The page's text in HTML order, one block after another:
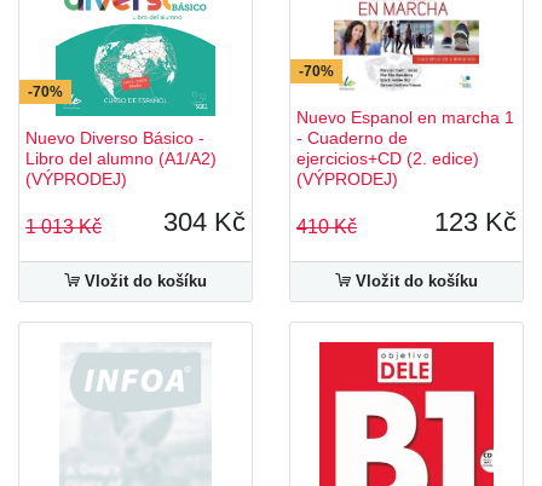
-70%
Nuevo Diverso Básico -
Libro del alumno (A1/A2)
(VÝPRODEJ)
1 013 Kč 304 Kč
Vložit do košíku
-70%
Nuevo Espanol en marcha 1
- Cuaderno de
ejercicios+CD (2. edice)
(VÝPRODEJ)
410 Kč 123 Kč
Vložit do košíku